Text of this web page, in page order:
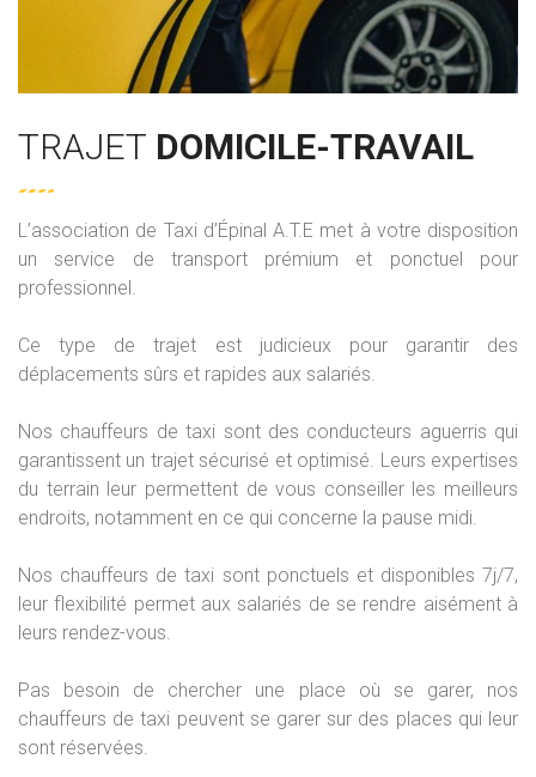
TRAJET DOMICILE-TRAVAIL
L’association de Taxi d’Épinal A.T.E met à votre disposition
un service de transport prémium et ponctuel pour
professionnel.
Ce type de trajet est judicieux pour garantir des
déplacements sûrs et rapides aux salariés.
Nos chauffeurs de taxi sont des conducteurs aguerris qui
garantissent un trajet sécurisé et optimisé. Leurs expertises
du terrain leur permettent de vous conseiller les meilleurs
endroits, notamment en ce qui concerne la pause midi.
Nos chauffeurs de taxi sont ponctuels et disponibles 7j/7,
leur flexibilité permet aux salariés de se rendre aisément à
leurs rendez-vous.
Pas besoin de chercher une place où se garer, nos
chauffeurs de taxi peuvent se garer sur des places qui leur
sont réservées.